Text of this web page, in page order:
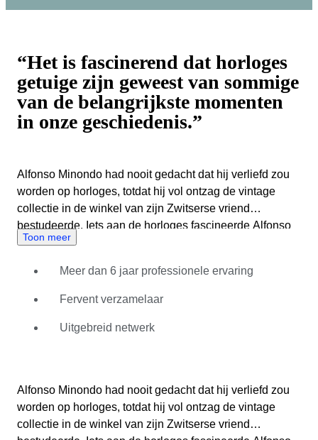
“Het is fascinerend dat horloges
getuige zijn geweest van sommige
van de belangrijkste momenten
in onze geschiedenis.”
Alfonso Minondo had nooit gedacht dat hij verliefd zou
worden op horloges, totdat hij vol ontzag de vintage
collectie in de winkel van zijn Zwitserse vriend
bestudeerde. Iets aan de horloges fascineerde Alfonso
zo erg, dat hij ze niet meer uit zijn hoofd kon zetten. Het
een automatisch horloge uit de jaren 70. De Rado
Manhattan stond aan het begin van zijn verzameling.
die door de Omega Group gecertificeerd was. Hier
collega’s en mede-experts bij Catawiki. Samen maken
ze de beste veilingen mogelijk. Dit betekent voor
Alfonso dat de kwaliteit en originaliteit van zijn kavels
Toon meer
Meer dan 6 jaar professionele ervaring
Fervent verzamelaar
Uitgebreid netwerk
Alfonso Minondo had nooit gedacht dat hij verliefd zou
worden op horloges, totdat hij vol ontzag de vintage
collectie in de winkel van zijn Zwitserse vriend